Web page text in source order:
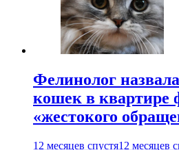
Фелинолог
кошек в квартире
«жестокого
12 месяцев спустя12 месяцев